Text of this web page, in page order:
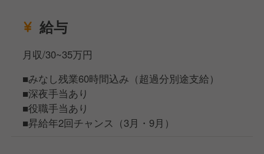
給与
月収/30~35万円
■みなし残業60時間込み（超過分別途支給）
■深夜手当あり
■役職手当あり
■昇給年2回チャンス（3月・9月）